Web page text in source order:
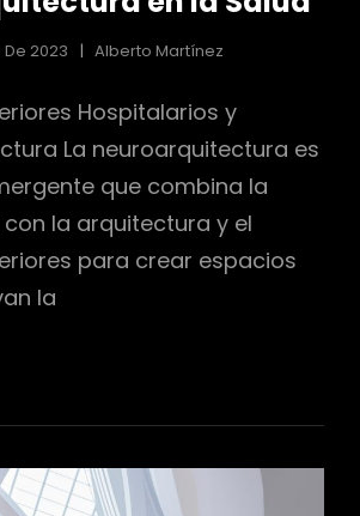
2023 Alberto Martínez
Hospitalarios y
La neuroarquitectura es
que combina la
la arquitectura y el
para crear espacios
la